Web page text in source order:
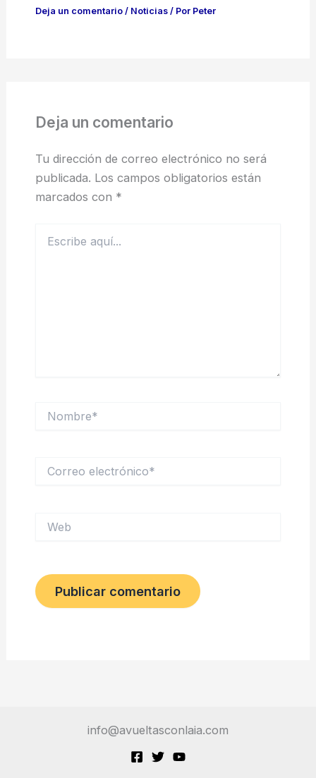
Deja un comentario / Noticias/ Por Peter
Deja un comentario
Tu dirección de correo electrónico no será
publicada. Los campos obligatorios están
marcados con *
aquí...
electrónico*
info@avueltasconlaia.com